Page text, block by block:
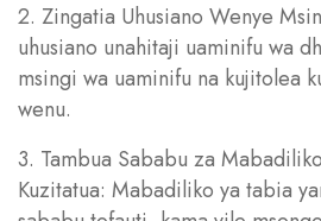
2. Zingatia Uhusiano Wenye
uhusiano unahitaji uaminifu wa
msingi wa uaminifu na kujitolea
wenu.
3. Tambua Sababu za
Kuzitatua: Mabadiliko ya tabia